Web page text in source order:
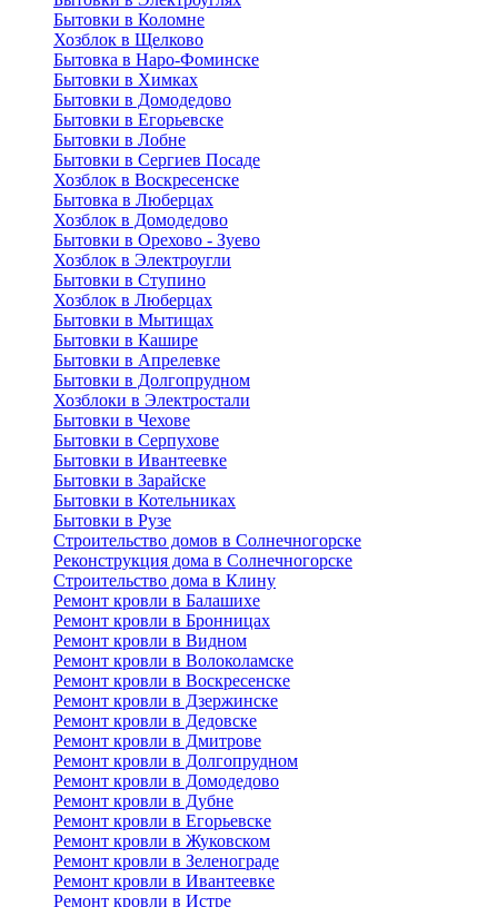
Бытовки в Коломне
Хозблок в Щелково
Бытовка в Наро-Фоминске
Бытовки в Химках
Бытовки в Домодедово
Бытовки в Егорьевске
Бытовки в Лобне
Бытовки в Сергиев Посаде
Хозблок в Воскресенске
Бытовка в Люберцах
Хозблок в Домодедово
Бытовки в Орехово - Зуево
Хозблок в Электроугли
Бытовки в Ступино
Хозблок в Люберцах
Бытовки в Мытищах
Бытовки в Кашире
Бытовки в Апрелевке
Бытовки в Долгопрудном
Хозблоки в Электростали
Бытовки в Чехове
Бытовки в Серпухове
Бытовки в Ивантеевке
Бытовки в Зарайске
Бытовки в Котельниках
Бытовки в Рузе
Строительство домов в Солнечногорске
Реконструкция дома в Солнечногорске
Строительство дома в Клину
Ремонт кровли в Балашихе
Ремонт кровли в Бронницах
Ремонт кровли в Видном
Ремонт кровли в Волоколамске
Ремонт кровли в Воскресенске
Ремонт кровли в Дзержинске
Ремонт кровли в Дедовске
Ремонт кровли в Дмитрове
Ремонт кровли в Долгопрудном
Ремонт кровли в Домодедово
Ремонт кровли в Дубне
Ремонт кровли в Егорьевске
Ремонт кровли в Жуковском
Ремонт кровли в Зеленограде
Ремонт кровли в Ивантеевке
Ремонт кровли в Истре